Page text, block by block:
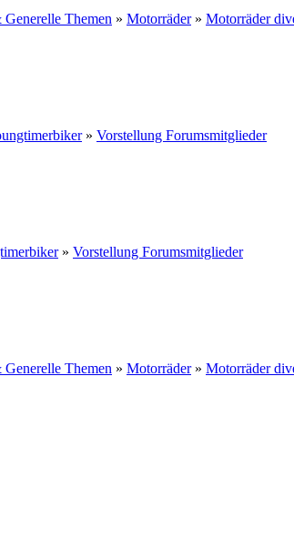
Themen » Motorräder» Motorräder
» Vorstellung Forumsmitglieder
» Vorstellung Forumsmitglieder
Themen » Motorräder» Motorräder